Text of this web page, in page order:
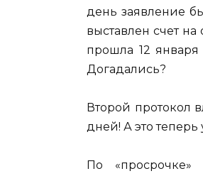
день заявление
выставлен счет
прошла 12
Догадались?
Второй протокол
дней! А это теперь
По